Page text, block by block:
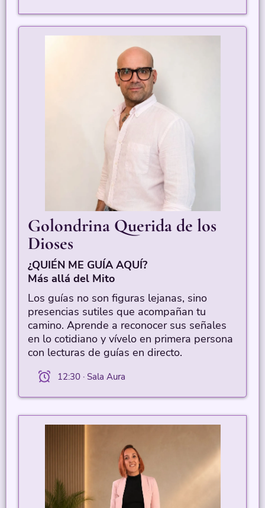
Golondrina Querida de los
Dioses
¿QUIÉN ME GUÍA AQUÍ?
Más allá del Mito
Los guías no son figuras lejanas, sino
presencias sutiles que acompañan tu
camino. Aprende a reconocer sus señales
en lo cotidiano y vívelo en primera persona
con lecturas de guías en directo.
12:30 · Sala Aura